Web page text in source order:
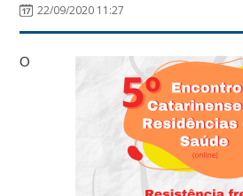
22/09/2020 11:27
O